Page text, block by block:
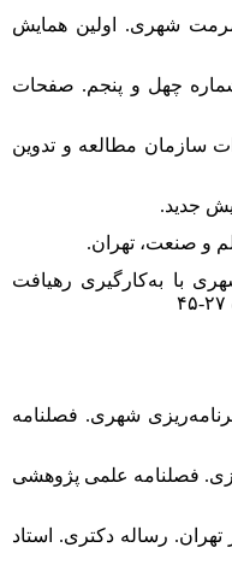
در مفهوم مرمت شهری. اولین همایش
شماره چهل و پنجم. صفحات
سازمان مطالعه و تدوين
کیفی محلات مدرن شهری با به‌کارگیری رهیافت
پیشرو در برنامه‌ریزی شهری. فصلنامه
در برنامه‌ریزی. فصلنامه علمی پژوهشی
شهر تهران. رساله دکتری. استاد